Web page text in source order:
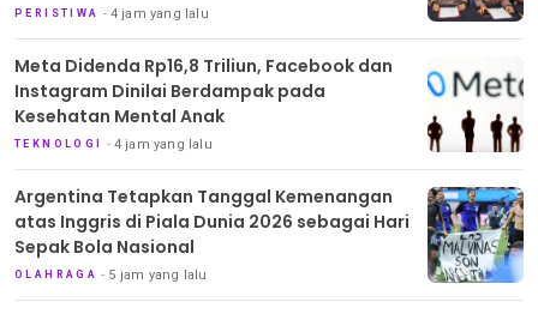
PERISTIWA 4 jam yang lalu
Meta Didenda Rp16,8 Triliun, Facebook dan
Instagram Dinilai Berdampak pada
Kesehatan Mental Anak
TEKNOLOGI 4 jam yang lalu
Argentina Tetapkan Tanggal Kemenangan
atas Inggris di Piala Dunia 2026 sebagai Hari
Sepak Bola Nasional
OLAHRAGA 5 jam yang lalu